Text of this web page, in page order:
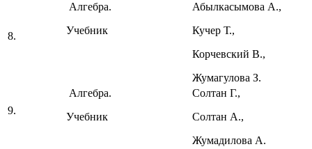
8.
Алгебра.
Учебник
Абылкасымова А.,
Кучер Т.,
Корчевский В.,
Жумагулова З.
9.
Алгебра.
Учебник
Солтан Г.,
Солтан А.,
Жумадилова А.